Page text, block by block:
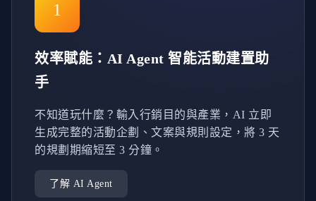
1
效率賦能：AI Agent 智能活動建置助
手
不知道玩什麼？輸入行銷目的與產業，AI 立即
生成完整的活動企劃、文案與規則設定，將 3 天
的規劃期縮短至 3 分鐘。
了解 AI Agent